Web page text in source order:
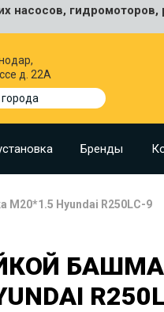
насосов, гидромоторов,
д. 22А
Бренды
M20*1.5 Hyundai R250LC-9